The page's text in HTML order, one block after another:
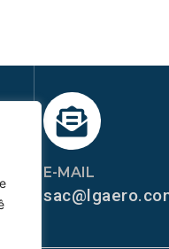
E-MAIL